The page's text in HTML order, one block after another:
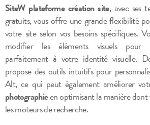
SiteW plateforme création site, avec ses
gratuits, vous offre une grande flexibilité
votre site selon vos besoins spécifiques.
modifier les éléments visuels pour
parfaitement à votre identité visuelle.
propose des outils intuitifs pour
Alt, ce qui peut également améliorer
photographieen optimisant la manière dont
les moteurs de recherche.